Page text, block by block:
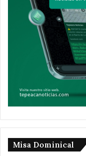
Misa Dominical